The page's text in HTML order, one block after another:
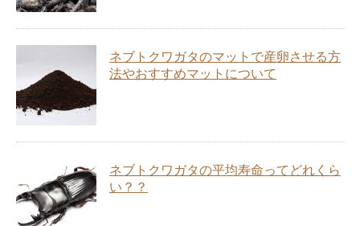
ネブトクワガタのマットで産卵させる方
法やおすすめマットについて
ネブトクワガタの平均寿命ってどれくら
い？？